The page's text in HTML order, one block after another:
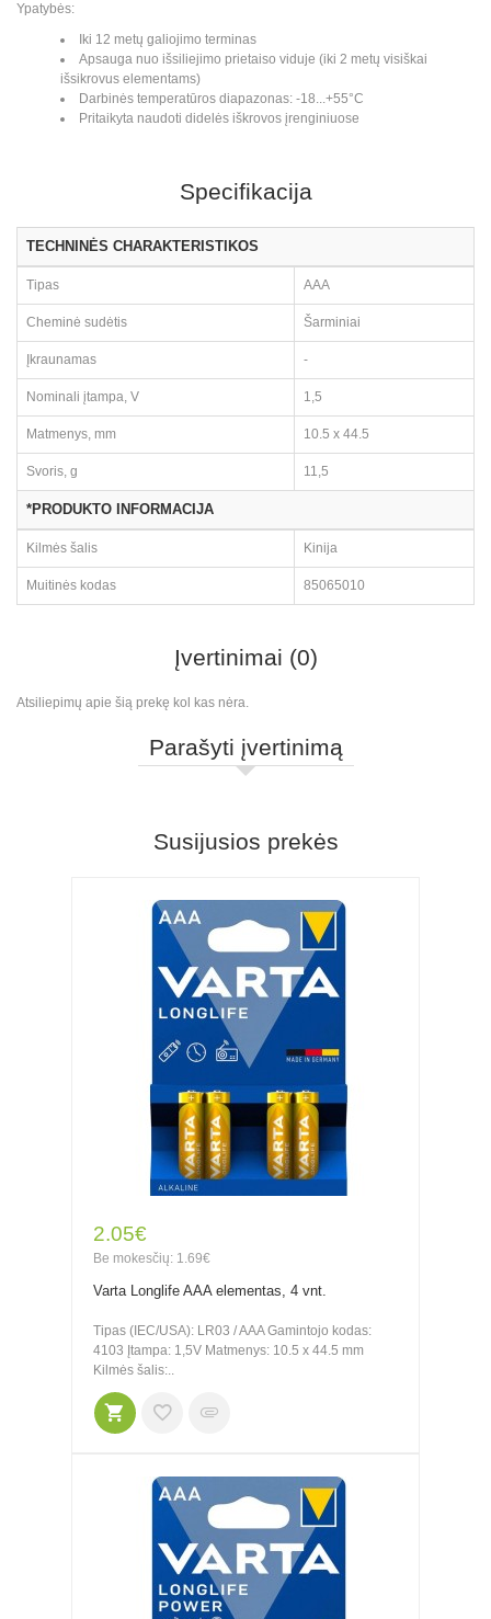
Ypatybės:
Iki 12 metų galiojimo terminas
Apsauga nuo išsiliejimo prietaiso viduje (iki 2 metų visiškai
išsikrovus elementams)
Darbinės temperatūros diapazonas: -18...+55°C
Pritaikyta naudoti didelės iškrovos įrenginiuose
Specifikacija
TECHNINĖS CHARAKTERISTIKOS
Tipas AAA
Cheminė sudėtis Šarminiai
Įkraunamas -
Nominali įtampa, V 1,5
Matmenys, mm 10.5 x 44.5
Svoris, g 11,5
*PRODUKTO INFORMACIJA
Kilmės šalis Kinija
Muitinės kodas 85065010
Įvertinimai (0)
Atsiliepimų apie šią prekę kol kas nėra.
Parašyti įvertinimą
Susijusios prekės
2.05€
Be mokesčių: 1.69€
Varta Longlife AAA elementas, 4 vnt.
Tipas (IEC/USA): LR03 / AAA Gamintojo kodas:
4103 Įtampa: 1,5V Matmenys: 10.5 x 44.5 mm
Kilmės šalis:..